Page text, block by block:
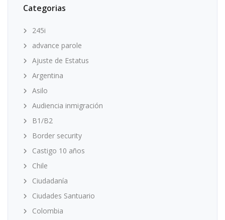
Categorias
245i
advance parole
Ajuste de Estatus
Argentina
Asilo
Audiencia inmigración
B1/B2
Border security
Castigo 10 años
Chile
Ciudadanía
Ciudades Santuario
Colombia